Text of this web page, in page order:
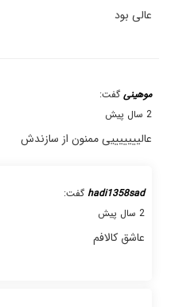
عالی بود
موهینی گفت:
2 سال پیش
عالیییییییی ممنون از سازندش
hadi1358sad گفت:
2 سال پیش
عاشق کالافم